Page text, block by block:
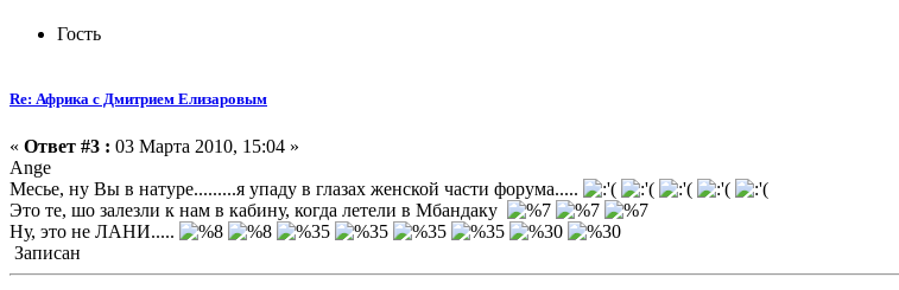
Гость
Re: Африка с Дмитрием Елизаровым
« Ответ #3 : 03 Марта 2010, 15:04 »
Ange
Месье, ну Вы в натуре.........я упаду в глазах женской части форума.....
Это те, шо залезли к нам в кабину, когда летели в Мбандаку
Ну, это не ЛАНИ.....
Записан